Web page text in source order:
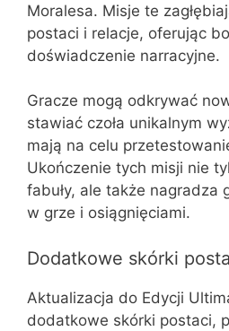
Moralesa. Misje te
postaci i relacje, oferując
doświadczenie narracyjne.
Gracze mogą odkrywać
stawiać czoła unikalnym
mają na celu
Ukończenie tych misji nie
fabuły, ale także nagradza
w grze i osiągnięciami.
Dodatkowe skórki
Aktualizacja do Edycji
dodatkowe skórki postaci,